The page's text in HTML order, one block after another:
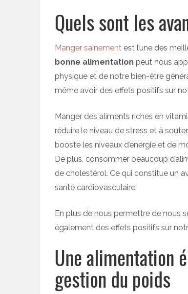
Quels sont les
Manger sainement est l’une des
bonne alimentation peut nous
physique et de notre bien-être
même avoir des effets positifs sur
Manger des aliments riches en
réduire le niveau de stress et à
booste les niveaux d’énergie et de
De plus, consommer beaucoup
de cholestérol. Ce qui constitue un
santé cardiovasculaire.
En plus de nous permettre de nous
également des effets positifs sur
Une alimentation
gestion du poids